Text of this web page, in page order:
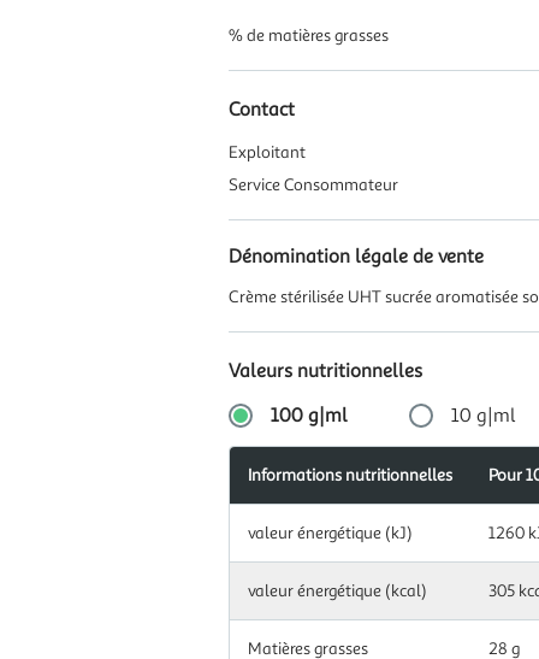
% de matières grasses
Contact
Exploitant
Service Consommateur
Dénomination légale de vente
Crème stérilisée UHT sucrée aromatisée
Valeurs nutritionnelles
100 g|ml
10 g|ml
nutritionnelles
pour
g|ml
Informations nutritionnelles Pour
valeur énergétique (kJ) 1260
valeur énergétique (kcal) 305
Matières grasses 28 g
nutritionnelles
pour
Pour
10
g|ml
Apports
(en %)
valeur
énergétique
kJ
1,5 %